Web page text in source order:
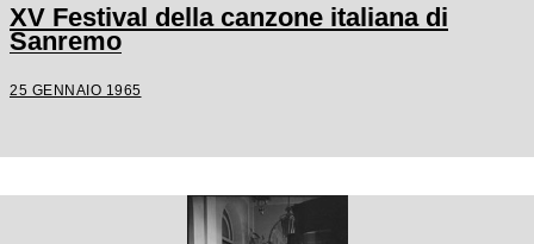
XV Festival della canzone italiana di
Sanremo
25 GENNAIO 1965